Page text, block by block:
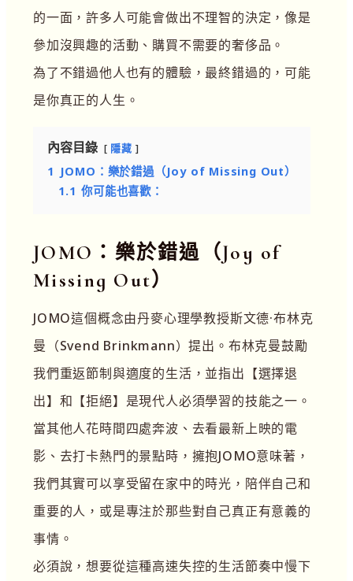
的一面，許多人可能會做出不理智的決定，像是
參加沒興趣的活動、購買不需要的奢侈品。
為了不錯過他人也有的體驗，最終錯過的，可能
是你真正的人生。
內容目錄 隱藏
1 JOMO：樂於錯過（Joy of Missing Out）
1.1 你可能也喜歡：
JOMO：樂於錯過（Joy of
Missing Out）
JOMO這個概念由丹麥心理學教授斯文德·布林克
曼（Svend Brinkmann）提出。布林克曼鼓勵
我們重返節制與適度的生活，並指出【選擇退
出】和【拒絕】是現代人必須學習的技能之一。
當其他人花時間四處奔波、去看最新上映的電
影、去打卡熱門的景點時，擁抱JOMO意味著，
我們其實可以享受留在家中的時光，陪伴自己和
重要的人，或是專注於那些對自己真正有意義的
事情。
必須說，想要從這種高速失控的生活節奏中慢下